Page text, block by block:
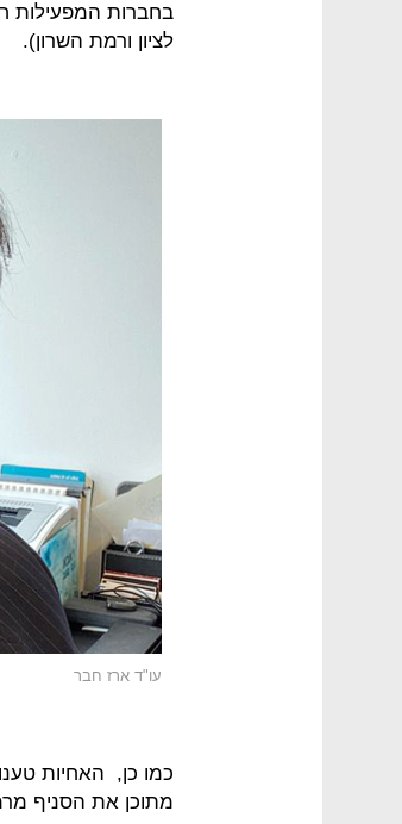
בחברות המפעילות
לציון ורמת השרון).
עו"ד ארז חבר
כמו כן, האחיות
מתוכן את הסניף